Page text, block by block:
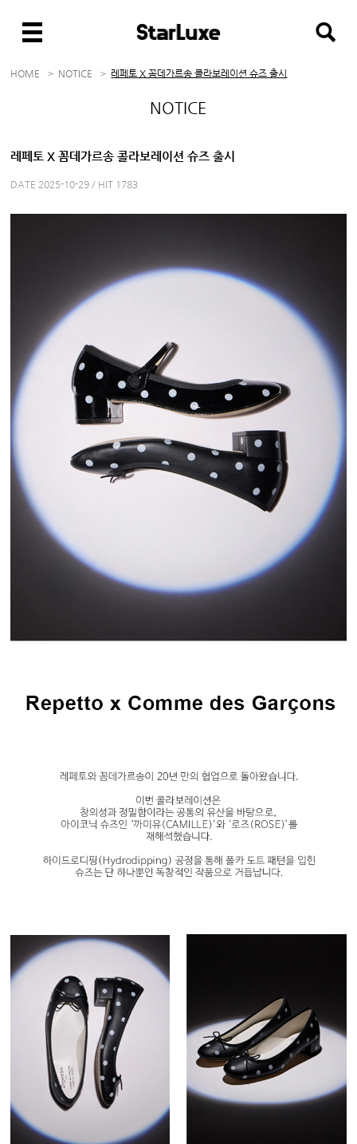
HOME NOTICE 레페토 X 꼼데가르송 콜라보레이션 슈즈 출시
NOTICE
레페토 X 꼼데가르송 콜라보레이션 슈즈 출시
DATE 2025-10-29 / HIT 1783